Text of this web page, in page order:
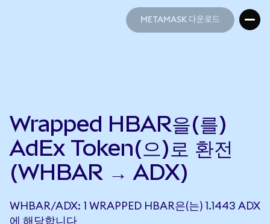
METAMASK 다운로드
Wrapped HBAR을(를)
AdEx Token(으)로 환전
(WHBAR → ADX)
WHBAR/ADX: 1 WRAPPED HBAR은(는) 1.1443 ADX
에 해당합니다